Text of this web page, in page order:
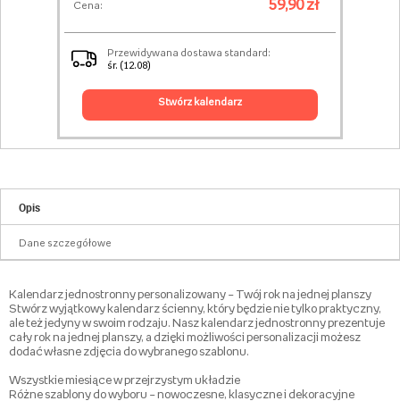
Cena: 59,90 zł
Przewidywana dostawa standard:
śr. (12.08)
stwórz kalendarz
Opis
Dane szczegółowe
Kalendarz jednostronny personalizowany – Twój rok na jednej planszy
Stwórz wyjątkowy kalendarz ścienny, który będzie nie tylko praktyczny,
ale też jedyny w swoim rodzaju. Nasz kalendarz jednostronny prezentuje
cały rok na jednej planszy, a dzięki możliwości personalizacji możesz
dodać własne zdjęcia do wybranego szablonu.
Wszystkie miesiące w przejrzystym układzie
Różne szablony do wyboru – nowoczesne, klasyczne i dekoracyjne